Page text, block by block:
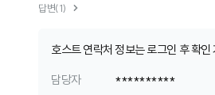
답변(1)
호스트 연락처 정보는 로그인 후 확인
담당자
**********